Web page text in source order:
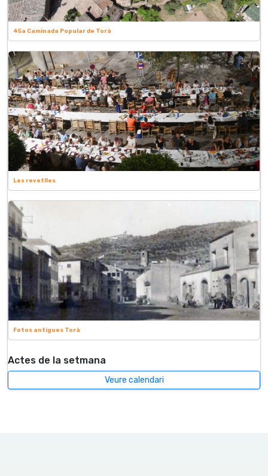
45a Caminada Popular de Torà
Les revetlles
Fotos antigues Torà
Actes de la setmana
Veure calendari